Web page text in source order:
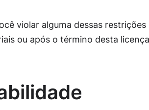
violar alguma dessas
ou após o término desta